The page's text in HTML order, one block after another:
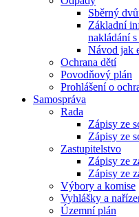
Sběrný
Základní
nakládání
Návod jak
Ochrana dětí
Povodňový plán
Prohlášení o
Samospráva
Rada
Zápisy ze
Zápisy ze
Zastupitelstvo
Zápisy ze
Zápisy ze
Výbory a komise
Vyhlášky a
Územní plán